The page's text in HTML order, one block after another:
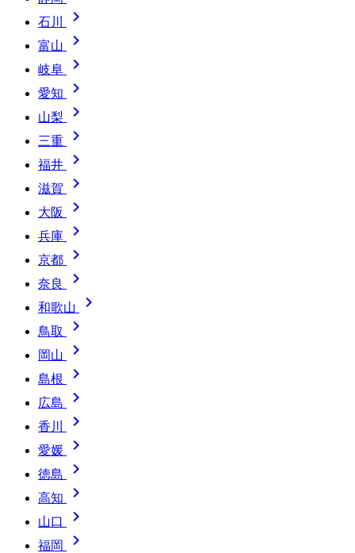
石川 
富山 
岐阜 
愛知 
山梨 
三重 
福井 
滋賀 
大阪 
兵庫 
京都 
奈良 
和歌山 
鳥取 
岡山 
島根 
広島 
香川 
愛媛 
徳島 
高知 
山口 
福岡 